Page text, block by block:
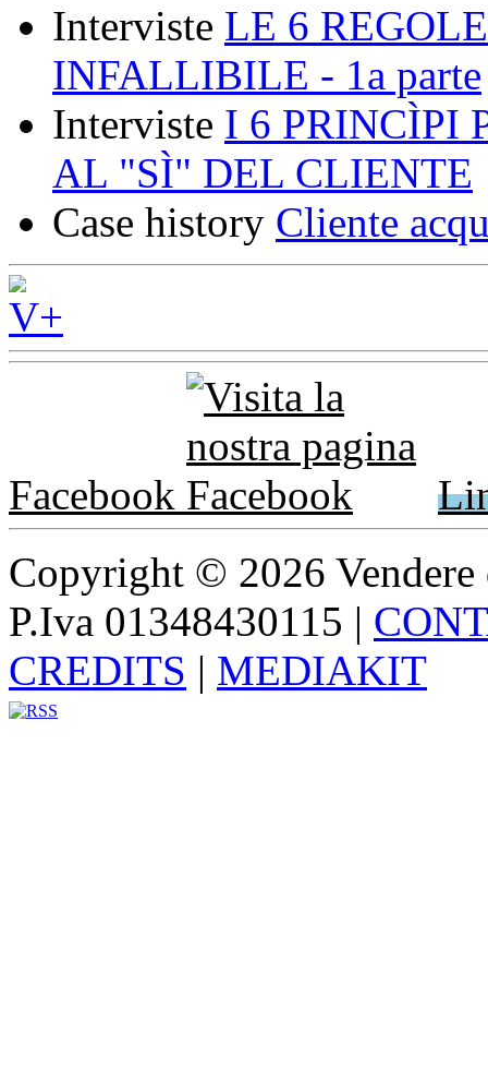
Interviste LE 6
INFALLIBILE - 1a parte
Interviste I 6 PRINCÌPI
AL "SÌ" DEL CLIENTE
Case history Cliente
Facebook
Copyright © 2026
P.Iva 01348430115 |
CREDITS | MEDIAKIT